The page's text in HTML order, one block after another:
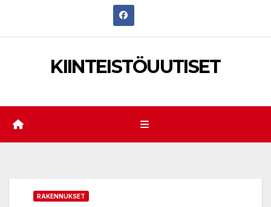
KIINTEISTÖUUTISET
RAKENNUKSET